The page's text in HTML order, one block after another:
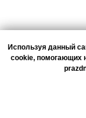
У нас
заказ
5%.
Используя данный
cookie, помогающих
Используя данный
cookie, помогающих